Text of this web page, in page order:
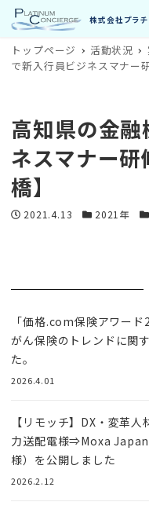
トップページ 活動状況
で新入行員ビジネスマナー
高知県の金
ネスマナー
橋】
投稿日
2021.4.13 カテゴリー
2021年
「価格.com保険アワー
がん保険のトレンドに関
た。
2026.4.01
【リモッチ】DX・変革
力送配電様⇒Moxa Japan
様）を公開しました
2026.2.12